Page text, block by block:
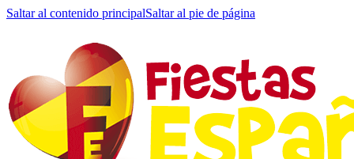
Saltar al contenido principalSaltar al pie de página